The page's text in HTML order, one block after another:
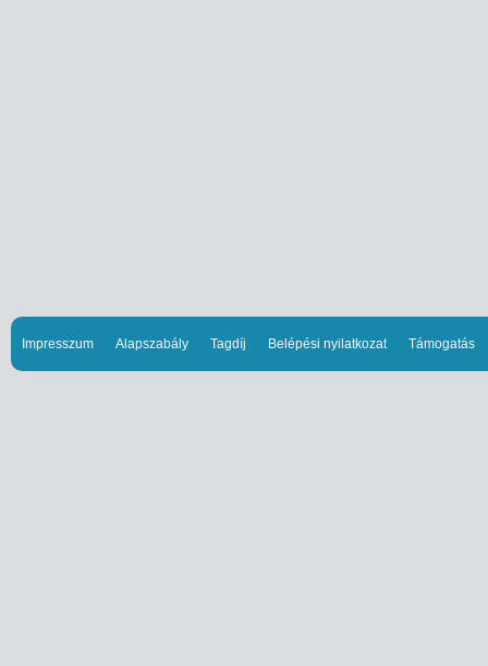
Impresszum Alapszabály Tagdíj Belépési nyilatkozat Támogatás